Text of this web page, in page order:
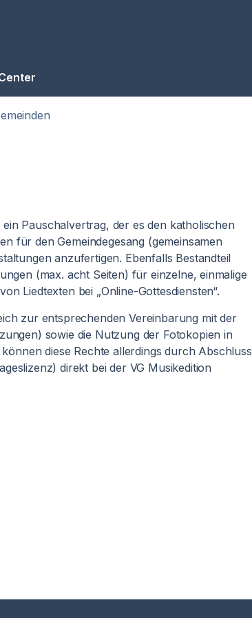
Pauschalvertrag, der es den katholischen
für den Gemeindegesang (gemeinsamen
anzufertigen. Ebenfalls Bestandteil
(max. acht Seiten) für einzelne, einmalige
Liedtexten bei „Online-Gottesdiensten“.
zur entsprechenden Vereinbarung mit der
sowie die Nutzung der Fotokopien in
diese Rechte allerdings durch Abschluss
direkt bei der VG Musikedition